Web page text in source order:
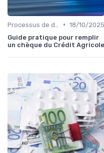
• 18/10/2025
Guide pratique pour remplir
un chèque du Crédit Agricole